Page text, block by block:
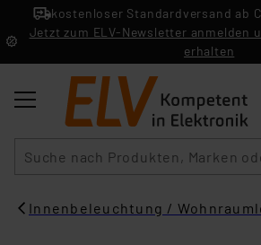
kostenloser Standardversand ab
Jetzt zum ELV-Newsletter anmelden
erhalten
Innenbeleuchtung /